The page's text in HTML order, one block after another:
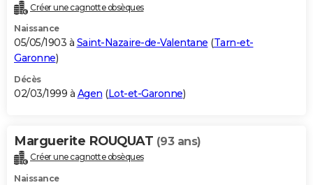
Créer une cagnotte obsèques
Naissance
05/05/1903 à Saint-Nazaire-de-Valentane (Tarn-et-
Garonne)
Décès
02/03/1999 à Agen (Lot-et-Garonne)
Marguerite ROUQUAT (93 ans)
Créer une cagnotte obsèques
Naissance